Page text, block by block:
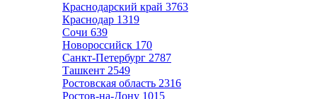
Краснодарский край 3763
Краснодар 1319
Сочи 639
Новороссийск 170
Санкт-Петербург 2787
Ташкент 2549
Ростовская область 2316
Ростов-на-Дону 1015